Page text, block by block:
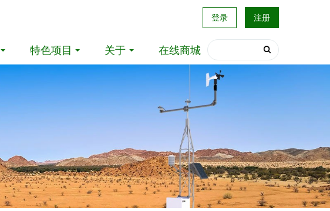
登录 注册
特色项目 关于 在线商城